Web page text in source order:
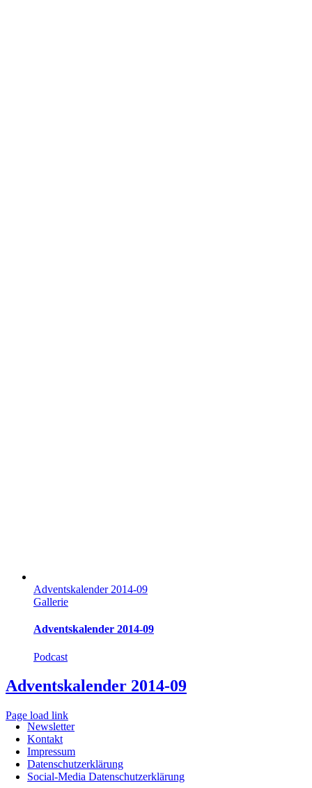
Adventskalender 2014-09
Gallerie
Adventskalender 2014-09
Podcast
Adventskalender 2014-09
Newsletter
Kontakt
Impressum
Datenschutzerklärung
Social-Media Datenschutzerklärung
Page load link
Nach
oben